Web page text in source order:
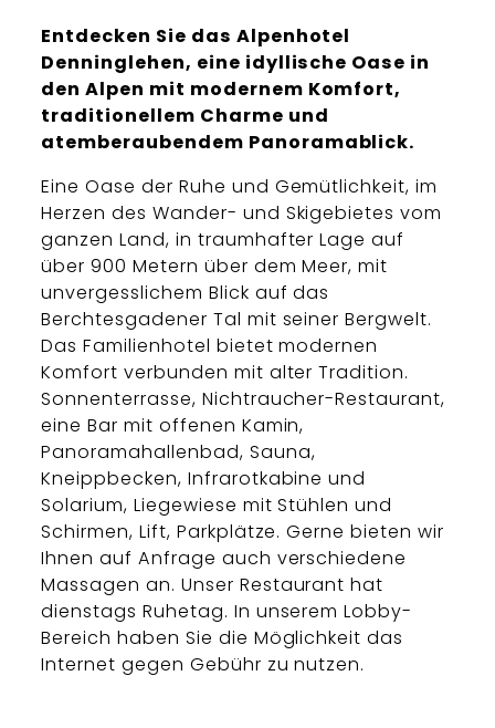
Entdecken Sie das Alpenhotel
Denninglehen, eine idyllische Oase in
den Alpen mit modernem Komfort,
traditionellem Charme und
atemberaubendem Panoramablick.
Eine Oase der Ruhe und Gemütlichkeit, im
Herzen des Wander- und Skigebietes vom
ganzen Land, in traumhafter Lage auf
über 900 Metern über dem Meer, mit
unvergesslichem Blick auf das
Berchtesgadener Tal mit seiner Bergwelt.
Das Familienhotel bietet modernen
Komfort verbunden mit alter Tradition.
Sonnenterrasse, Nichtraucher-Restaurant,
eine Bar mit offenen Kamin,
Panoramahallenbad, Sauna,
Kneippbecken, Infrarotkabine und
Solarium, Liegewiese mit Stühlen und
Schirmen, Lift, Parkplätze. Gerne bieten wir
Ihnen auf Anfrage auch verschiedene
Massagen an. Unser Restaurant hat
dienstags Ruhetag. In unserem Lobby-
Bereich haben Sie die Möglichkeit das
Internet gegen Gebühr zu nutzen.